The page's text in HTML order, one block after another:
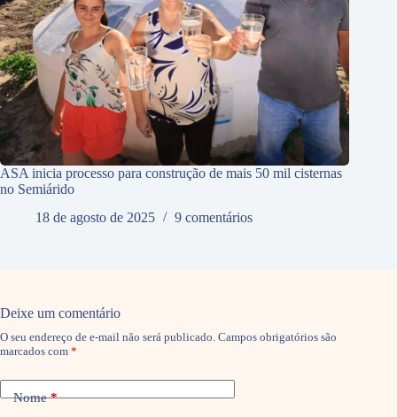
ASA inicia processo para construção de mais 50 mil cisternas
no Semiárido
18 de agosto de 2025
9 comentários
Deixe um comentário
O seu endereço de e-mail não será publicado. Campos obrigatórios são
marcados com *
Nome*